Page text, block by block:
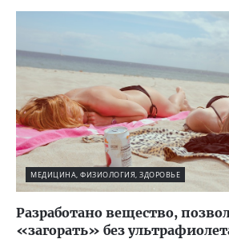
МЕДИЦИНА, ФИЗИОЛОГИЯ, ЗДОРОВЬЕ
Разработано вещество,
«загорать» без